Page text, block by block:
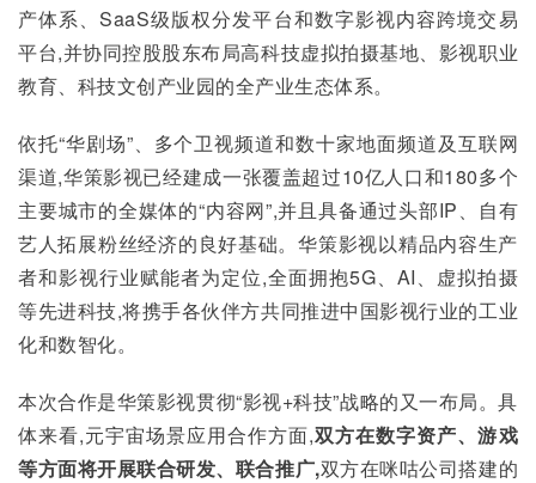
产体系、SaaS级版权分发平台和数字影视内容跨境交易
平台,并协同控股股东布局高科技虚拟拍摄基地、影视职业
教育、科技文创产业园的全产业生态体系。
依托“华剧场”、多个卫视频道和数十家地面频道及互联网
渠道,华策影视已经建成一张覆盖超过10亿人口和180多个
主要城市的全媒体的“内容网”,并且具备通过头部IP、自有
艺人拓展粉丝经济的良好基础。华策影视以精品内容生产
者和影视行业赋能者为定位,全面拥抱5G、AI、虚拟拍摄
等先进科技,将携手各伙伴方共同推进中国影视行业的工业
化和数智化。
本次合作是华策影视贯彻“影视+科技”战略的又一布局。具
体来看,元宇宙场景应用合作方面,双方在数字资产、游戏
等方面将开展联合研发、联合推广,双方在咪咕公司搭建的